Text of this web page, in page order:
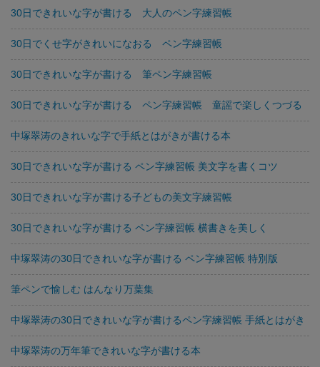
30日できれいな字が書ける 大人のペン字練習帳
30日でくせ字がきれいになおる ペン字練習帳
30日できれいな字が書ける 筆ペン字練習帳
30日できれいな字が書ける ペン字練習帳 童謡で楽しくつづる
中塚翠涛のきれいな字で手紙とはがきが書ける本
30日できれいな字が書ける ペン字練習帳 美文字を書くコツ
30日できれいな字が書ける子どもの美文字練習帳
30日できれいな字が書ける ペン字練習帳 横書きを美しく
中塚翠涛の30日できれいな字が書ける ペン字練習帳 特別版
筆ペンで愉しむ はんなり万葉集
中塚翠涛の30日できれいな字が書けるペン字練習帳 手紙とはがき
中塚翠涛の万年筆できれいな字が書ける本